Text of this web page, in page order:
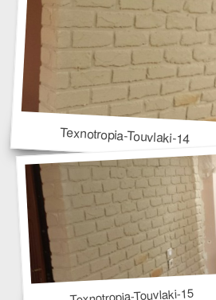
Texnotropia-Touvlaki-14